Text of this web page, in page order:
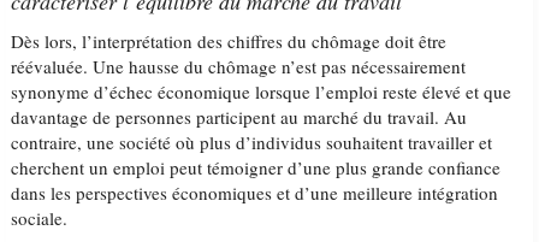
Dès lors, l’interprétation des chiffres du chômage doit être
réévaluée. Une hausse du chômage n’est pas nécessairement
synonyme d’échec économique lorsque l’emploi reste élevé et que
davantage de personnes participent au marché du travail. Au
contraire, une société où plus d’individus souhaitent travailler et
cherchent un emploi peut témoigner d’une plus grande confiance
dans les perspectives économiques et d’une meilleure intégration
sociale.